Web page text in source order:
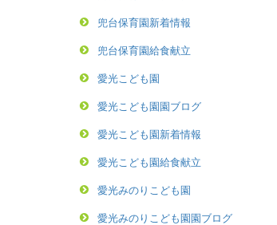
兜台保育園新着情報
兜台保育園給食献立
愛光こども園
愛光こども園園ブログ
愛光こども園新着情報
愛光こども園給食献立
愛光みのりこども園
愛光みのりこども園園ブログ